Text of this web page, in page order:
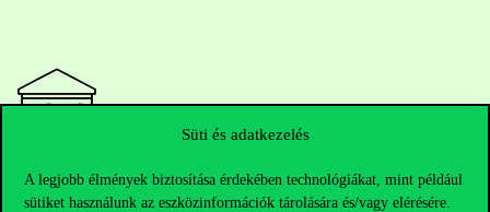
Süti és adatkezelés
A legjobb élmények biztosítása érdekében technológiákat, mint például
sütiket használunk az eszközinformációk tárolására és/vagy elérésére.
Elérhetőségek